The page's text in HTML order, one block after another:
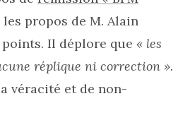
propos de M. Alain
Il déplore que « les
réplique ni correction ».
véracité et de non-